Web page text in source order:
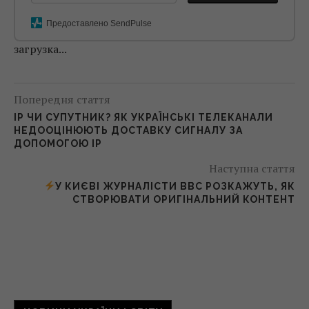
Предоставлено SendPulse
загрузка...
Попередня стаття
IP ЧИ СУПУТНИК? ЯК УКРАЇНСЬКІ ТЕЛЕКАНАЛИ
НЕДООЦІНЮЮТЬ ДОСТАВКУ СИГНАЛУ ЗА
ДОПОМОГОЮ IP
Наступна стаття
У КИЄВІ ЖУРНАЛІСТИ BBC РОЗКАЖУТЬ, ЯК
СТВОРЮВАТИ ОРИГІНАЛЬНИЙ КОНТЕНТ